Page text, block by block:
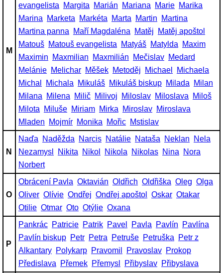
M
evangelista
Margita Marián Mariana Marie Marika
Marina
Marketa Markéta Marta Martin
Martina
Martina panna
Maří Magdaléna Matěj
Matěj apoštol
Matouš Matouš evangelista Matyáš Matylda
Maxim
Maximin
Maxmilian Maxmilián Mečislav Medard
Melánie Melichar Měšek Metoděj Michael
Michaela
Michal
Michala Mikuláš Mikuláš biskup Milada
Milan
Milana
Milena Milič Milivoj Miloslav Miloslava
Miloš
Milota
Miluše Miriam Mirka Miroslav Miroslava
Mladen
Mojmír Monika Mořic Mstislav
N
Naďa Naděžda Narcis Natálie Nataša Neklan
Nela
Nezamysl
Nikita Nikol Nikola Nikolas Nina
Nora
Norbert
O
Obrácení Pavla Oktavián Oldřich Oldřiška Oleg Olga
Oliver Olívie Ondřej Ondřej apoštol Oskar Otakar
Otilie Otmar Oto Otýlie Oxana
P
Pankrác Patricie Patrik Pavel Pavla Pavlín
Pavlína
Pavlín biskup Petr Petra Petruše Petruška
Petr z
Alkantary Polykarp Pravomil Pravoslav Prokop
Předislava
Přemek Přemysl Přibyslav Přibyslava